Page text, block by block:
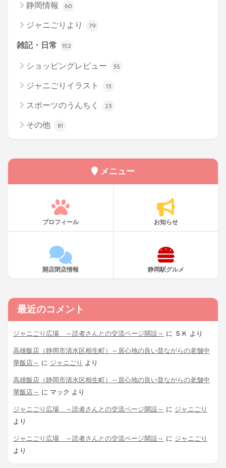
静岡情報 60
ジャニごりより 79
雑記・日常 152
ショッピングレビュー 35
ジャニごりイラスト 13
スポーツのうんちく 23
その他 81
メニュー
プロフィール お知らせ
開店閉店情報 静岡駅グルメ
最近のコメント
ジャニごり広場 ～読者さんとの交流ページ開設～ に ＳＫ より
高雄飯店（静岡市清水区相生町）～居心地の良い昔ながらの老舗中
華飯店～ に ジャニごり より
高雄飯店（静岡市清水区相生町）～居心地の良い昔ながらの老舗中
華飯店～ に マック より
ジャニごり広場 ～読者さんとの交流ページ開設～ に ジャニごり
より
ジャニごり広場 ～読者さんとの交流ページ開設～ に ジャニごり
より